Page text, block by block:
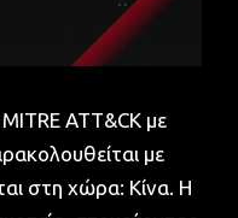
ATT&CK με
με
στη χώρα: Κίνα. Η